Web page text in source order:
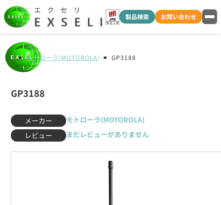
製品検索 お問い合わせ
モトローラ(MOTOROLA) GP3188
GP3188
メーカー
モトローラ(MOTOROLA)
レビュー
まだレビューがありません